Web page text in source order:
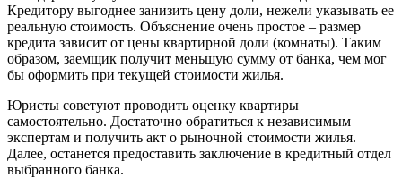
Кредитору выгоднее занизить цену доли, нежели указывать ее
реальную стоимость. Объяснение очень простое – размер
кредита зависит от цены квартирной доли (комнаты). Таким
образом, заемщик получит меньшую сумму от банка, чем мог
бы оформить при текущей стоимости жилья.
Юристы советуют проводить оценку квартиры
самостоятельно. Достаточно обратиться к независимым
экспертам и получить акт о рыночной стоимости жилья.
Далее, останется предоставить заключение в кредитный отдел
выбранного банка.